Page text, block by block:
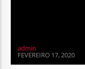
admin
FEVEREIRO 17, 2020